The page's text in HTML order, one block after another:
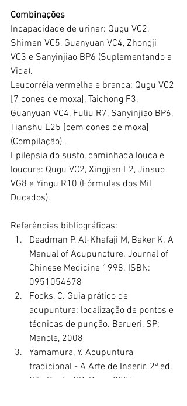
Combinações
Incapacidade de urinar: Qugu VC2,
Shimen VC5, Guanyuan VC4, Zhongji
VC3 e Sanyinjiao BP6 (Suplementando a
Vida).
Leucorréia vermelha e branca: Qugu VC2
[7 cones de moxa], Taichong F3,
Guanyuan VC4, Fuliu R7, Sanyinjiao BP6,
Tianshu E25 [cem cones de moxa]
(Compilação) .
Epilepsia do susto, caminhada louca e
loucura: Qugu VC2, Xingjian F2, Jinsuo
VG8 e Yingu R10 (Fórmulas dos Mil
Ducados).
Referências bibliográficas:
Deadman P, Al-Khafaji M, Baker K. A
Manual of Acupuncture. Journal of
Chinese Medicine 1998. ISBN:
0951054678
Focks, C. Guia prático de
acupuntura: localização de pontos e
técnicas de punção. Barueri, SP:
Manole, 2008
Yamamura, Y. Acupuntura
tradicional - A Arte de Inserir. 2ª ed.
São Paulo, SP: Roca, 2004